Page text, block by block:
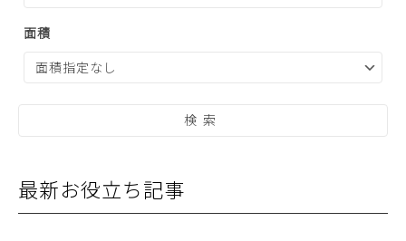
面積
最新お役立ち記事